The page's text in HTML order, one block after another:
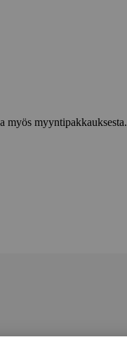
myös myyntipakkauksesta.